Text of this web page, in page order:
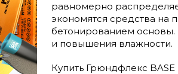
равномерно
экономятся средства на
бетонированием основы.
и повышения влажности.
Купить Грюндфлекс